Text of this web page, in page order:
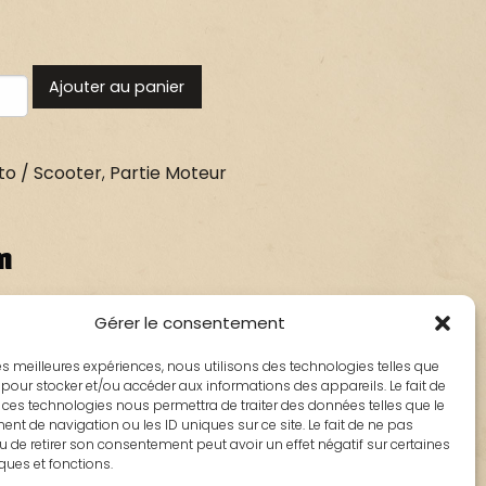
Gérer le consentement
meilleures expériences, nous utilisons des technologies telles que
stocker et/ou accéder aux informations des appareils. Le fait de
technologies nous permettra de traiter des données telles que le
de navigation ou les ID uniques sur ce site. Le fait de ne pas
de retirer son consentement peut avoir un effet négatif sur certaines
et fonctions.
Ajouter au panier
/ Scooter, Partie Moteur